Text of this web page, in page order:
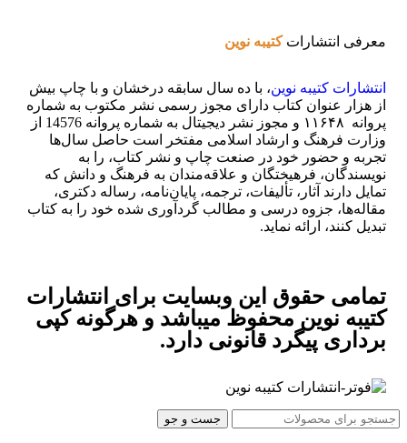
معرفی انتشاراتکتیبه نوین
انتشارات کتیبه نوین، با ده سال سابقه درخشان و با چاپ بیش
از هزار عنوان کتاب دارای مجوز رسمی نشر مکتوب به شماره
پروانه ۱۱۶۴۸ و مجوز نشر دیجیتال به شماره پروانه 14576 از
وزارت فرهنگ و ارشاد اسلامی مفتخر است حاصل سال‌ها
تجربه و حضور خود در صنعت چاپ و نشر کتاب، را به
نویسندگان، فرهیختگان و علاقه‌مندان به فرهنگ و دانش که
تمایل دارند آثار، تألیفات، ترجمه، پایان‌نامه، رساله دکتری،
مقاله‌ها، جزوه درسی و مطالب گردآوری شده خود را به کتاب
تبدیل کنند، ارائه نماید.
تمامی حقوق این وبسایت برای انتشارات
کتیبه نوین محفوظ میباشد و هرگونه کپی
برداری پیگرد قانونی دارد.
جست و جو